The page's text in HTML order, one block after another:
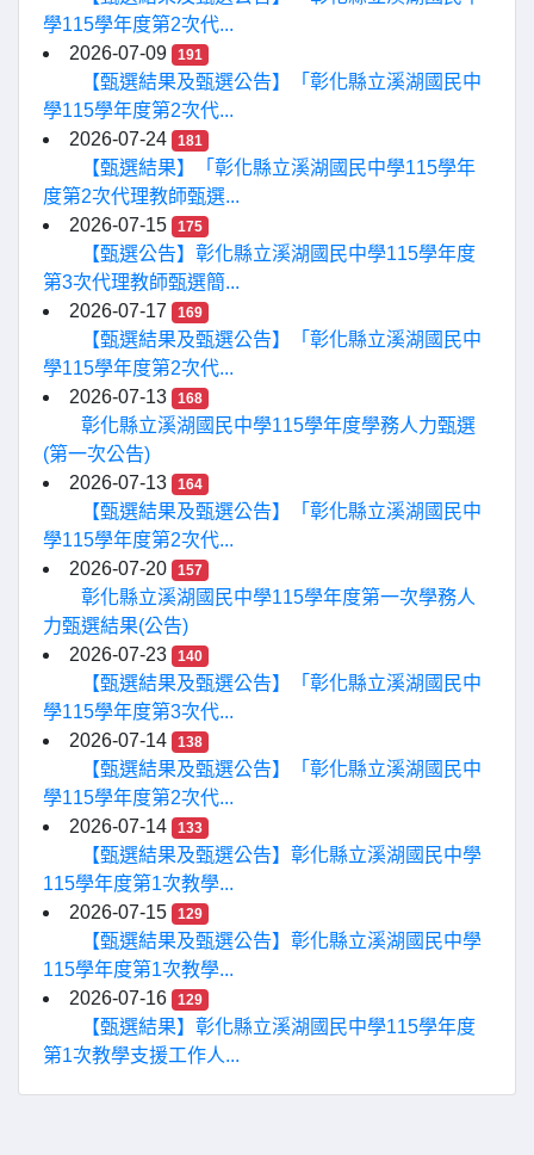
學115學年度第2次代...
2026-07-09
191
【甄選結果及甄選公告】「彰化縣立溪湖國民中
學115學年度第2次代...
2026-07-24
181
【甄選結果】「彰化縣立溪湖國民中學115學年
度第2次代理教師甄選...
2026-07-15
175
【甄選公告】彰化縣立溪湖國民中學115學年度
第3次代理教師甄選簡...
2026-07-17
169
【甄選結果及甄選公告】「彰化縣立溪湖國民中
學115學年度第2次代...
2026-07-13
168
彰化縣立溪湖國民中學115學年度學務人力甄選
(第一次公告)
2026-07-13
164
【甄選結果及甄選公告】「彰化縣立溪湖國民中
學115學年度第2次代...
2026-07-20
157
彰化縣立溪湖國民中學115學年度第一次學務人
力甄選結果(公告)
2026-07-23
140
【甄選結果及甄選公告】「彰化縣立溪湖國民中
學115學年度第3次代...
2026-07-14
138
【甄選結果及甄選公告】「彰化縣立溪湖國民中
學115學年度第2次代...
2026-07-14
133
【甄選結果及甄選公告】彰化縣立溪湖國民中學
115學年度第1次教學...
2026-07-15
129
【甄選結果及甄選公告】彰化縣立溪湖國民中學
115學年度第1次教學...
2026-07-16
129
【甄選結果】彰化縣立溪湖國民中學115學年度
第1次教學支援工作人...